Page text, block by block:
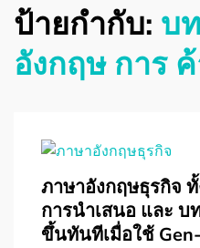
ป้ายกำกับ: บ
อังกฤษ การ
ภาษาอังกฤษธุรกิจ
การนําเสนอ และ
ขึ้นทันทีเมื่อใช้